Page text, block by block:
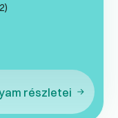
részletei